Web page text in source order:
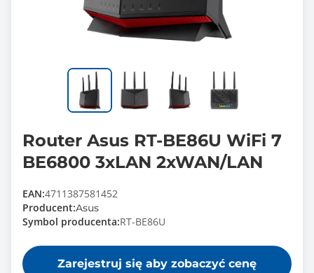
Router Asus RT-BE86U WiFi 7
BE6800 3xLAN 2xWAN/LAN
EAN:4711387581452
Producent:Asus
Symbol producenta:RT-BE86U
Zarejestruj się aby zobaczyć cenę